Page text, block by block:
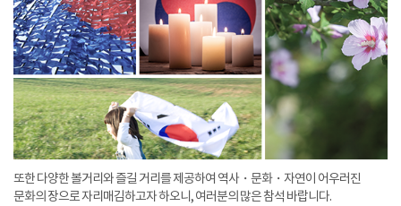
또한 다양한 볼거리와 즐길 거리를 제공하여 역사・문화・자연이 어우러진
문화의 장으로 자리매김하고자 하오니, 여러분의 많은 참석 바랍니다.